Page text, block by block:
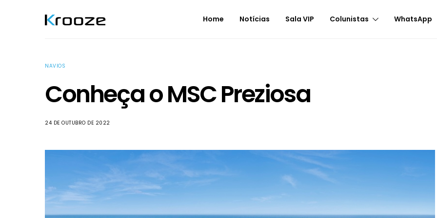
Home Notícias Sala VIP Colunistas WhatsApp
NAVIOS
Conheça o MSC Preziosa
24 DE OUTUBRO DE 2022